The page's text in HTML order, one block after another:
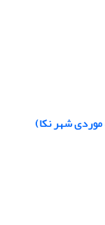
شهر نکا)